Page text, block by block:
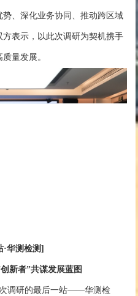
、深化业务协同、推动跨区域
表示，以此次调研为契机携手
量发展。
·华测检测]
新者”共谋发展蓝图
调研的最后一站——华测检